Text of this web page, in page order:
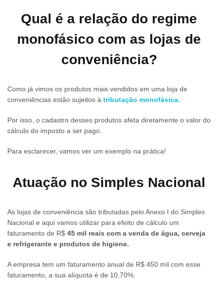
Qual é a relação do regime
monofásico com as lojas de
conveniência?
Como já vimos os produtos mais vendidos em uma loja de
conveniências estão sujeitos à tributação monofásica.
Por isso, o cadastro desses produtos afeta diretamente o valor do
cálculo do imposto a ser pago.
Para esclarecer, vamos ver um exemplo na prática!
Atuação no Simples Nacional
As lojas de conveniência são tributadas pelo Anexo I do Simples
Nacional e aqui vamos utilizar para efeito de cálculo um
faturamento de R$ 45 mil reais com a venda de água, cerveja
e refrigerante e produtos de higiene.
A empresa tem um faturamento anual de R$ 450 mil com esse
faturamento, a sua alíquota é de 10,70%.